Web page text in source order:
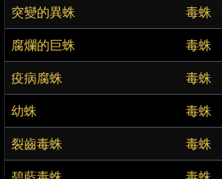
突變的異蛛
毒蛛
腐爛的巨蛛
毒蛛
疫病腐蛛
毒蛛
幼蛛
毒蛛
裂齒毒蛛
毒蛛